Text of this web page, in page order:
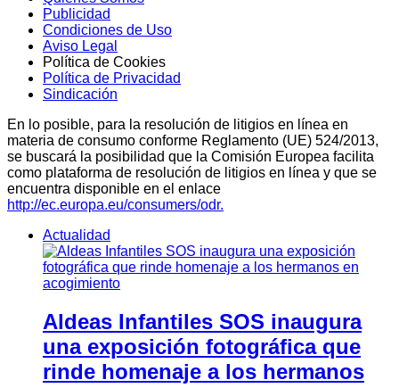
Publicidad
Condiciones de Uso
Aviso Legal
Política de Cookies
Política de Privacidad
Sindicación
En lo posible, para la resolución de litigios en línea en
materia de consumo conforme Reglamento (UE) 524/2013,
se buscará la posibilidad que la Comisión Europea facilita
como plataforma de resolución de litigios en línea y que se
encuentra disponible en el enlace
http://ec.europa.eu/consumers/odr.
Actualidad
Aldeas Infantiles SOS inaugura
una exposición fotográfica que
rinde homenaje a los hermanos